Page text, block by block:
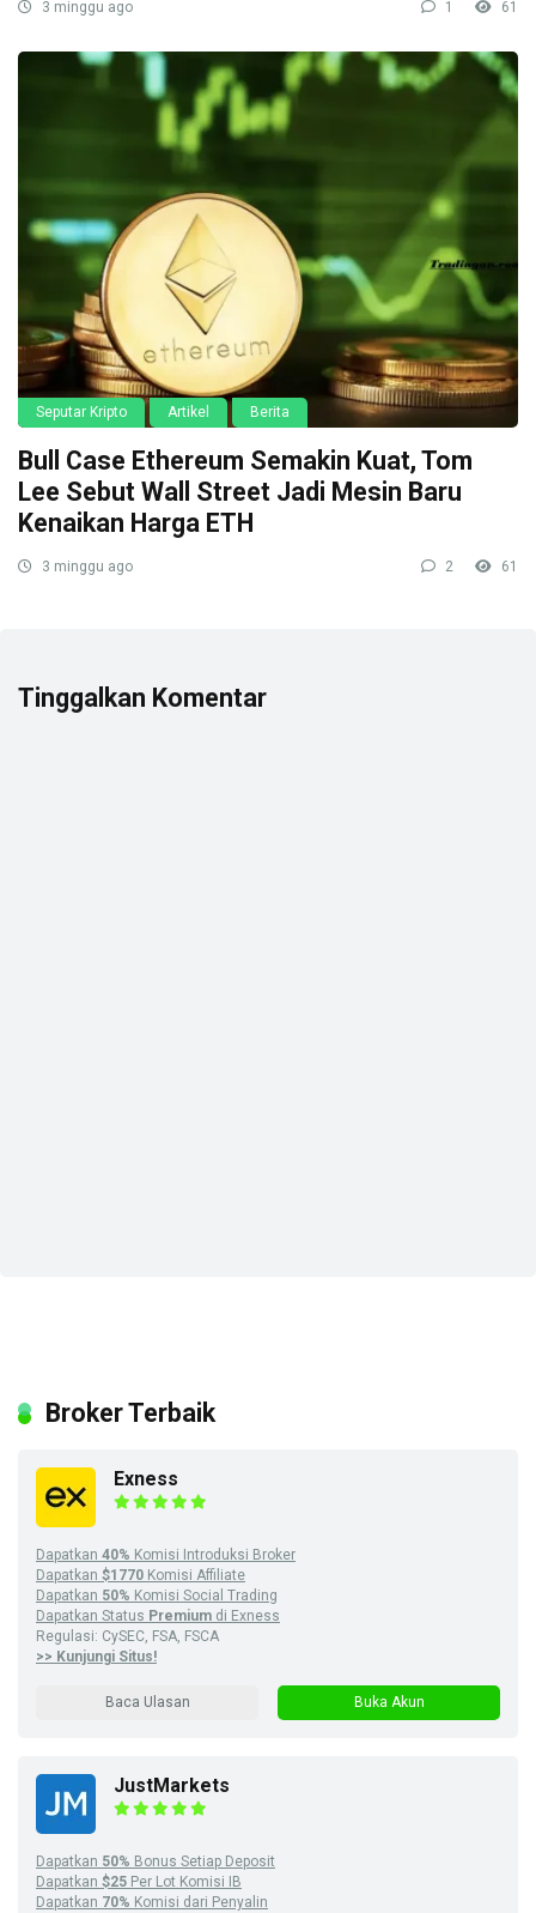
3 minggu ago 1 61
Seputar Kripto Artikel Berita
Bull Case Ethereum Semakin Kuat, Tom
Lee Sebut Wall Street Jadi Mesin Baru
Kenaikan Harga ETH
3 minggu ago 2 61
Tinggalkan Komentar
Broker Terbaik
Exness
Dapatkan 40% Komisi Introduksi Broker
Dapatkan $1770 Komisi Affiliate
Dapatkan 50% Komisi Social Trading
Dapatkan Status Premium di Exness
Regulasi: CySEC, FSA, FSCA
>> Kunjungi Situs!
Baca Ulasan Buka Akun
JustMarkets
Dapatkan 50% Bonus Setiap Deposit
Dapatkan $25 Per Lot Komisi IB
Dapatkan 70% Komisi dari Penyalin